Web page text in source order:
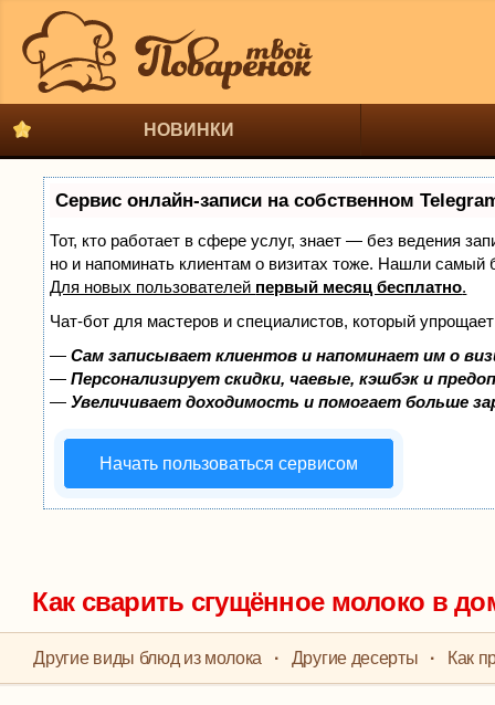
НОВИНКИ
Сервис онлайн-записи на собственном
Тот, кто работает в сфере услуг, знает — без ведения
но и напоминать клиентам о визитах тоже. Нашли
Для новых пользователей первый месяц бесплатно.
Чат-бот для мастеров и специалистов, который
—Сам записывает клиентов и напоминает им о
—Персонализирует скидки, чаевые, кэшбэк и
—Увеличивает доходимость и помогает больше
Начать пользоваться сервисом
Как сварить сгущённое молоко в
Другие виды блюд из молока · Другие десерты · Как